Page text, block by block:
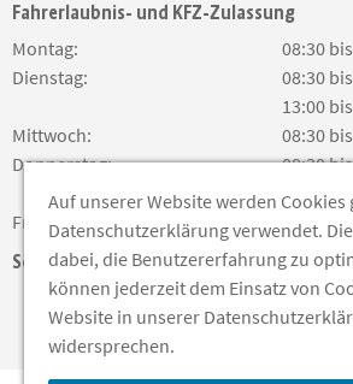
Soziale Medien
Fahrerlaubnis- und KFZ-Zulassung
Montag:
08:30
Dienstag:
08:30
13:00
Mittwoch:
08:30
Donnerstag:
08:30
13:00
Freitag:
08:30
Auf unserer Website werden Cookies
Datenschutzerklärung verwendet.
dabei, die Benutzererfahrung zu
können jederzeit dem Einsatz von
Website in unserer
widersprechen.